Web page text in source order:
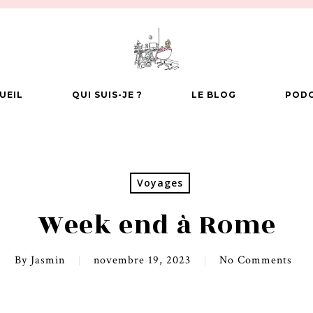
QUI SUIS-JE ? LE BLOG
Voyages
Week end à Rome
By Jasmin novembre 19, 2023 No Comments